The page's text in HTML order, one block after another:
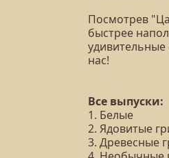
Посмотрев
быстрее
нас!
Все выпуски:
1. Белые
2. Ядовитые
3. Древесные